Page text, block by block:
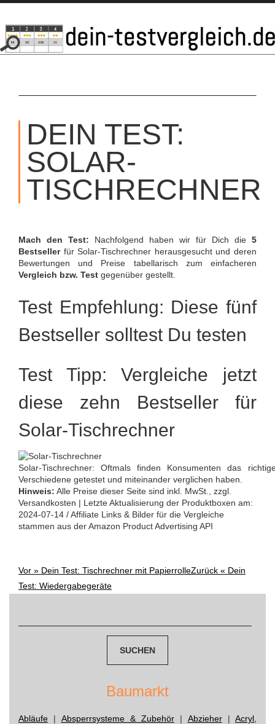
SKIP
CONTENT
DEIN TEST:
SOLAR-
TISCHRECHNER
Mach den Test: Nachfolgend haben wir für Dich die 5
Bestsellerfür Solar-Tischrechner herausgesucht und deren
Bewertungen und Preise tabellarisch zum einfacheren
Vergleich bzw. Test gegenüber gestellt.
Test Empfehlung: Diese fünf
Bestseller solltest Du testen
Test Tipp: Vergleiche jetzt
diese zehn Bestseller für
Solar-Tischrechner
Solar-Tischrechner: Oftmals finden Konsumenten das
Verschiedene getestet und miteinander verglichen haben.
Hinweis: Alle Preise dieser Seite sind inkl. MwSt., zzgl.
Versandkosten | Letzte Aktualisierung der Produktboxen am:
2024-07-14 / Affiliate Links & Bilder für die Vergleiche
stammen aus der Amazon Product Advertising API
Post
Vor » Dein Test: Tischrechner mit PapierrolleZurück « Dein
Test: Wiedergabegeräte
Baumarkt
Abläufe | Absperrsysteme & Zubehör | Abzieher| Acryl,